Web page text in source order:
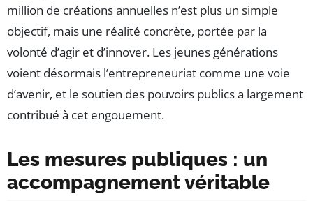
million de créations annuelles n’est plus un simple
objectif, mais une réalité concrète, portée par la
volonté d’agir et d’innover. Les jeunes générations
voient désormais l’entrepreneuriat comme une voie
d’avenir, et le soutien des pouvoirs publics a largement
contribué à cet engouement.
Les mesures publiques : un
accompagnement véritable